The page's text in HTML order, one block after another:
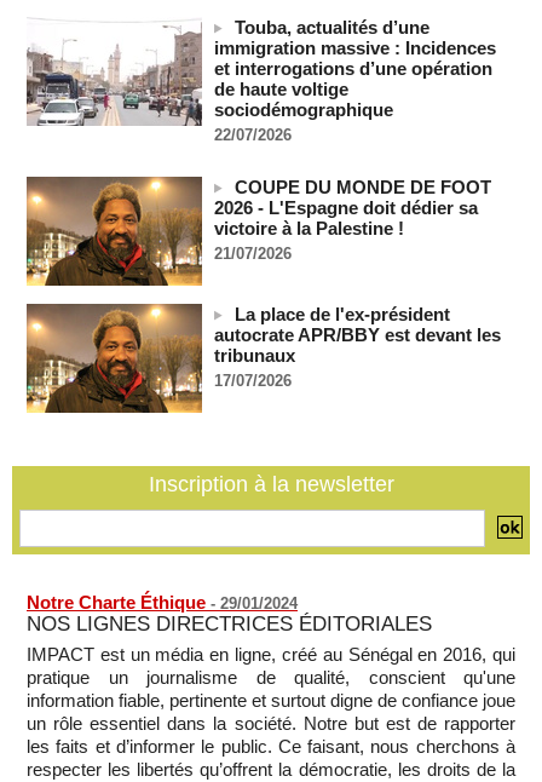
Les Bourses mondiales suspendues au Moyen-Orient,
records en Europe
06/08/2026 -
Soudan du Sud : Les avocats de Riek Machar sollicitent un
accès à leur client avant la prochaine audience
France-Algérie: l'affaire Mehdi Laribi relance la coopération
policière contre le narcotrafic
06/08/2026 -
Guinée : l'absence du président Doumbouya ravive les
tensions politiques
06/08/2026 -
Bénin: le nouveau Sénat élit son premier président
06/08/2026 -
La Centrafrique et le Cameroun apaisent les tensions après
un incident frontalier
Touba, actualités d’une
immigration massive : Incidences
et interrogations d’une opération
de haute voltige
sociodémographique
22/07/2026
COUPE DU MONDE DE FOOT
2026 - L'Espagne doit dédier sa
victoire à la Palestine !
21/07/2026
La place de l'ex-président
autocrate APR/BBY est devant les
tribunaux
17/07/2026
Inscription à la newsletter
Notre Charte Éthique - 29/01/2024
NOS LIGNES DIRECTRICES ÉDITORIALES
IMPACT est un média en ligne, créé au Sénégal en 2016, qui
pratique un journalisme de qualité, conscient qu'une
information fiable, pertinente et surtout digne de confiance joue
un rôle essentiel dans la société. Notre but est de rapporter
les faits et d’informer le public. Ce faisant, nous cherchons à
respecter les libertés qu’offrent la démocratie, les droits de la